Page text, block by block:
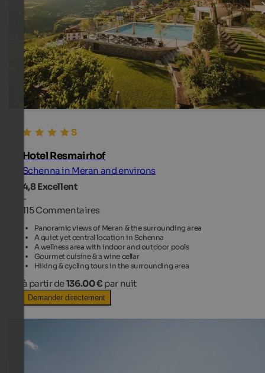
Hotel Resmairhof
Schenna in Meran and environs
4,8Excellent
-
115 Commentaires
Panoramic views of Meran & the surrounding area
A quiet yet central location in Schenna
A wellness area with indoor and outdoor pools
Gourmet cuisine & a wine cellar
Hiking & cycling tours in the surrounding area
à partir de136.00 € par nuit
Demander directement